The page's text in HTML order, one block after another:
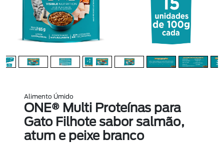
Alimento Úmido
ONE® Multi Proteínas para
Gato Filhote sabor salmão,
atum e peixe branco